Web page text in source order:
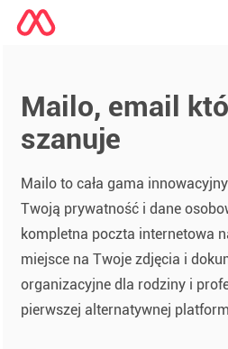
Mailo, email
szanuje
Mailo to cała gama
Twoją prywatność i dane
kompletna poczta internetowa
miejsce na Twoje zdjęcia i
organizacyjne dla rodziny i
pierwszej alternatywnej